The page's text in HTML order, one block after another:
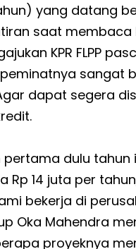
yang datang
saat
KPR FLPP
sangat
dapat segera
dulu tahun
Rp 14 juta per
bekerja di
Oka Mahendra
proyeknya